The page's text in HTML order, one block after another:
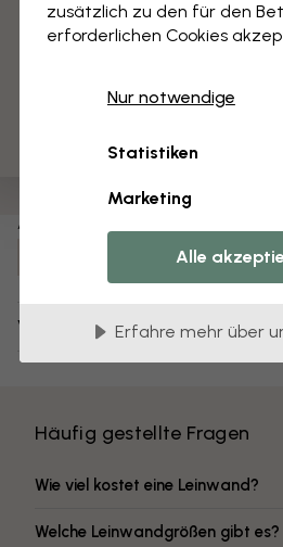
Anpassen und
Vormontiert und bereit zum
Matte Oberfläche
Farben mit hoher
Artikel Nummer:
Versand und Retouren
Häufig gestellte Fragen
Wie viel kostet eine Leinwand?
Welche Leinwandgrößen gibt es?
zusätzlich zu den für den
erforderlichen Cookies
Nur notwendige
Statistiken
Marketing
Alle
Erfahre mehr über